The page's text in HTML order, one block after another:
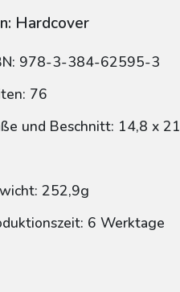
Hardcover
978-3-384-62595-3
76
und Beschnitt: 14,8 x 21
252,9g
6 Werktage